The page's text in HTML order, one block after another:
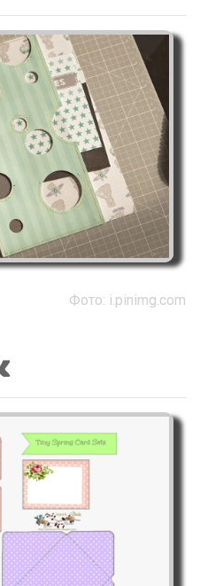
Фото: i.pinimg.com